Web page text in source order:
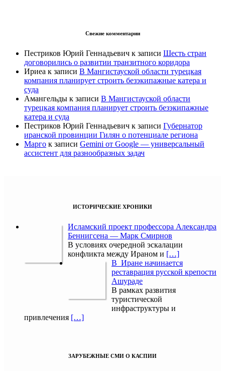
Свежие комментарии
Пестриков Юрий Геннадьевич к записи Шесть стран
договорились о развитии транзитного коридора
Ириеа к записи В Мангистауской области турецкая
компания планирует строить безэкипажные катера и
суда
Амангельды к записи В Мангистауской области
турецкая компания планирует строить безэкипажные
катера и суда
Пестриков Юрий Геннадьевич к записи Губернатор
иранской провинции Гилян о потенциале региона
Марго к записи Gemini от Google — универсальный
ассистент для разнообразных задач
ИСТОРИЧЕСКИЕ ХРОНИКИ
Исламский проект профессора Александра
Беннигсена — Марк Смирнов
В условиях очередной эскалации
конфликта между Ираном и […]
В Иране начинается
реставрация русской крепости
Ашураде
В рамках развития
туристической
инфраструктуры и
привлечения […]
ЗАРУБЕЖНЫЕ СМИ О КАСПИИ